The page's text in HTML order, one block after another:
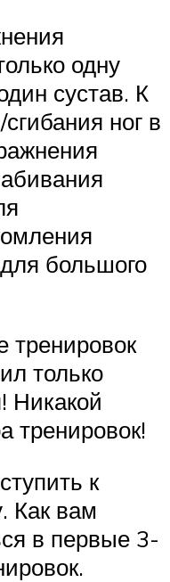
одну
сустав. К
ног в
большого
тренировок
только
Никакой
тренировок!
к
Как вам
в первые 3-